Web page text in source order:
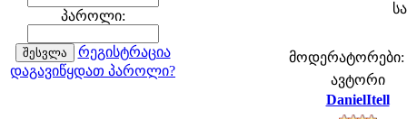
პაროლი:
რეგისტრაცია
დაგავიწყდათ პაროლი?
მოდერატორები:
ავტორი
DanielItell